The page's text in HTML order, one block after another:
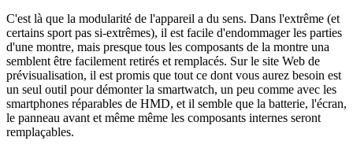
C'est là que la modularité de l'appareil a du sens. Dans l'extrême (et
certains sport pas si-extrêmes), il est facile d'endommager les parties
d'une montre, mais presque tous les composants de la montre una
semblent être facilement retirés et remplacés. Sur le site Web de
prévisualisation, il est promis que tout ce dont vous aurez besoin est
un seul outil pour démonter la smartwatch, un peu comme avec les
smartphones réparables de HMD, et il semble que la batterie, l'écran,
le panneau avant et même même les composants internes seront
remplaçables.